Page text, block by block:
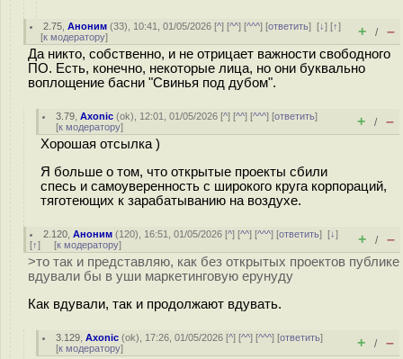
2.75 ,Аноним (33), 10:41, 01/05/2026 [^] [^^] [^^^] [ответить][↓] [↑]
[к модератору] + / –
Да никто, собственно, и не отрицает важности свободного
ПО. Есть, конечно, некоторые лица, но они буквально
воплощение басни "Свинья под дубом".
3.79 ,Axonic (ok), 12:01, 01/05/2026 [^] [^^] [^^^] [ответить]
[к модератору] + / –
Хорошая отсылка )
Я больше о том, что открытые проекты сбили
спесь и самоуверенность с широкого круга корпораций,
тяготеющих к зарабатыванию на воздухе.
2.120 ,Аноним (120), 16:51, 01/05/2026 [^] [^^] [^^^] [ответить][↓]
[↑] [к модератору] + / –
>то так и представляю, как без открытых проектов публике
вдували бы в уши маркетинговую ерунуду
Как вдували, так и продолжают вдувать.
3.129 ,Axonic (ok), 17:26, 01/05/2026 [^] [^^] [^^^] [ответить]
[к модератору] + / –